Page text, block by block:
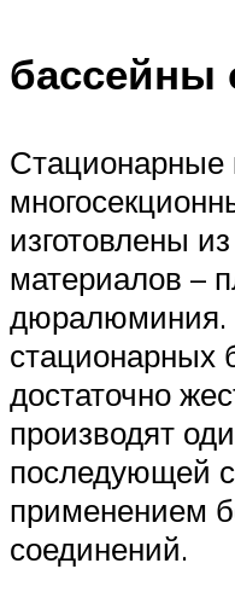
бассейны
Стационарные
изготовлены
материалов –
дюралюминия.
стационарных
достаточно
производят
последующей
применением
соединений.